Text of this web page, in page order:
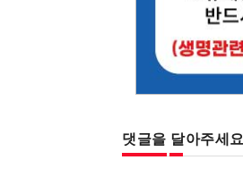
댓글을 달아주세요